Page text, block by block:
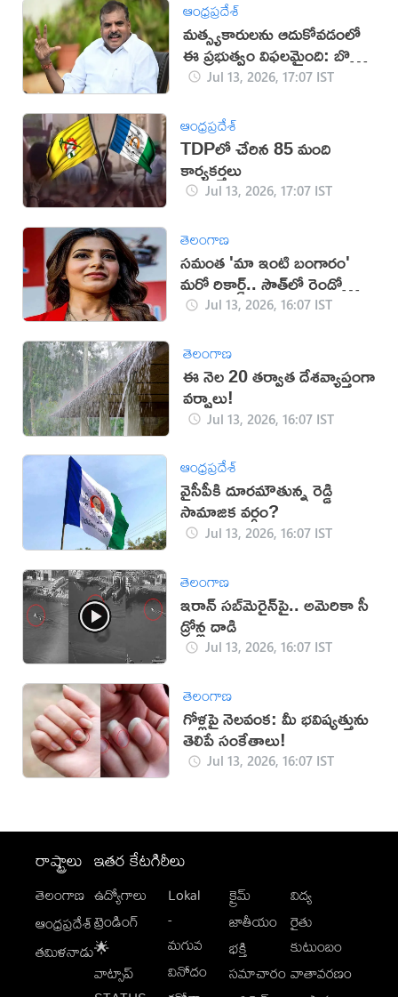
ఆంధ్రప్రదేశ్
మత్స్యకారులను ఆదుకోవడంలో
ఈ ప్రభుత్వం విఫలమైంది: బొత్స
సత్యనారాయణ
Jul 13, 2026, 17:07 IST
ఆంధ్రప్రదేశ్
TDPలో చేరిన 85 మంది
కార్యకర్తలు
Jul 13, 2026, 17:07 IST
తెలంగాణ
సమంత 'మా ఇంటి బంగారం'
మరో రికార్డ్.. సౌత్‌లో రెండో
స్థానం!Jul 13, 2026, 16:07 IST
తెలంగాణ
ఈ నెల 20 తర్వాత దేశవ్యాప్తంగా
వర్షాలు!
Jul 13, 2026, 16:07 IST
ఆంధ్రప్రదేశ్
వైసీపీకి దూరమౌతున్న రెడ్డి
సామాజిక వర్గం?
Jul 13, 2026, 16:07 IST
తెలంగాణ
ఇరాన్‌ సబ్‌మెరైన్‌పై.. అమెరికా సీ
డ్రోన్ల దాడి
Jul 13, 2026, 16:07 IST
తెలంగాణ
గోళ్లపై నెలవంక: మీ భవిష్యత్తును
తెలిపే సంకేతాలు!
Jul 13, 2026, 16:07 IST
రాష్ట్రాలు
తెలంగాణ
ఆంధ్రప్రదేశ్
తమిళనాడు
ఇతర కేటగిరీలు
ఉద్యోగాలు
ట్రెండింగ్
🌟
వాట్సాప్
Lokal
-
మగువ
వినోదం
క్రైమ్
జాతీయం
భక్తి
సమాచారం
విద్య
రైతు
కుటుంబం
వాతావరణం